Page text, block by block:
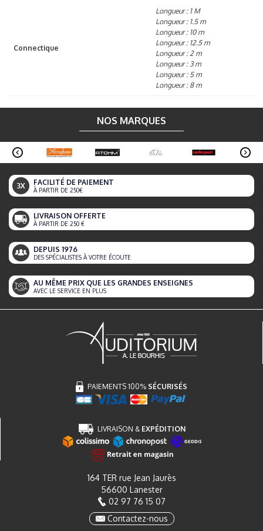
Connectique
Longueur : 1 M
Longueur : 1.5 m
Longueur : 10 m
Longueur : 12.5 m
Longueur : 2 m
Longueur : 3 m
Longueur : 5 m
Longueur : 8 m
NOS MARQUES
FACILITÉ DE PAIEMENT
À PARTIR DE 250€
LIVRAISON OFFERTE
À PARTIR DE 250 €
DEPUIS 1976
DES SPÉCIALISTES À VOTRE ÉCOUTE
AU MÊME PRIX QUE LES GRANDES ENSEIGNES
AVEC LE SERVICE EN PLUS
PAIEMENTS 100% SÉCURISÉS
LIVRAISON & EXPÉDITION
164 TER rue Jean Jaurès
56600 Lanester
02 97 76 15 07
Contactez-nous